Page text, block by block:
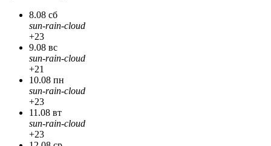
8.08 сб
sun-rain-cloud
+23
9.08 вс
sun-rain-cloud
+21
10.08 пн
sun-rain-cloud
+23
11.08 вт
sun-rain-cloud
+23